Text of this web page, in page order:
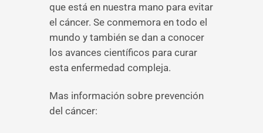
que está en nuestra mano para evitar
el cáncer. Se conmemora en todo el
mundo y también se dan a conocer
los avances científicos para curar
esta enfermedad compleja.
Mas información sobre prevención
del cáncer: